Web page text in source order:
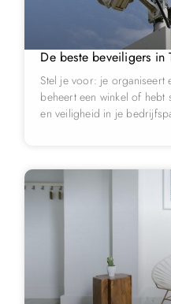
De beste beveiligers in
Stel je voor: je organiseert
beheert een winkel of hebt
en veiligheid in je